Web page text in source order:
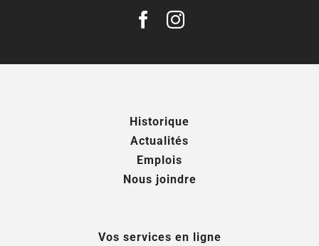
Historique
Actualités
Emplois
Nous joindre
Vos services en ligne